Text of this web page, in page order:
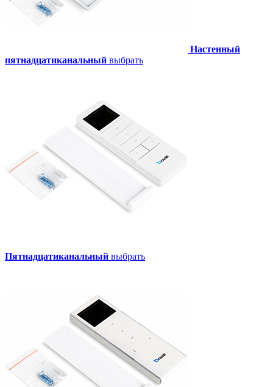
Настенный
пятнадцатиканальный выбрать
Пятнадцатиканальный выбрать